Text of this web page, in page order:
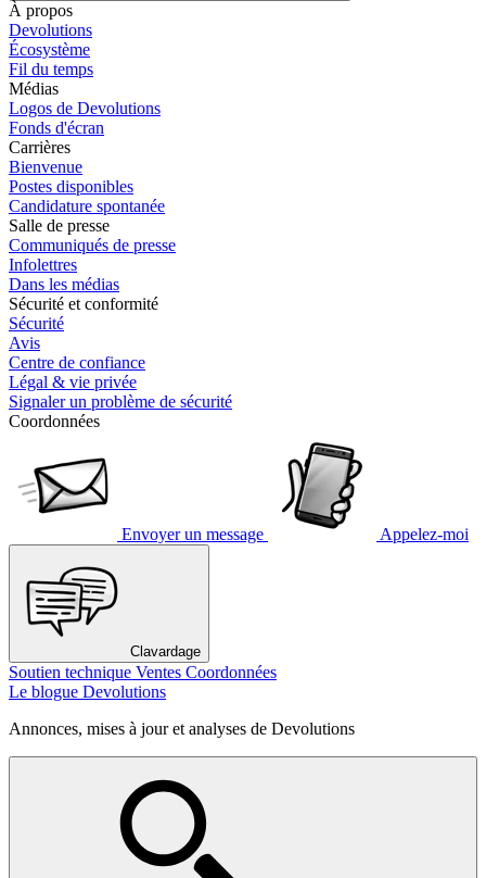
À propos
Devolutions
Écosystème
Fil du temps
Médias
Logos de Devolutions
Fonds d'écran
Carrières
Bienvenue
Postes disponibles
Candidature spontanée
Salle de presse
Communiqués de presse
Infolettres
Dans les médias
Sécurité et conformité
Sécurité
Avis
Centre de confiance
Légal & vie privée
Signaler un problème de sécurité
Coordonnées
Envoyer un message Appelez-moi
Clavardage
Soutien technique Ventes Coordonnées
Le blogue Devolutions
Annonces, mises à jour et analyses de Devolutions